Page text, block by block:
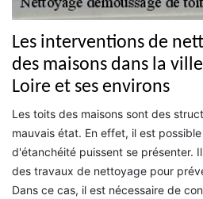
Les interventions de
des maisons dans la
Loire et ses environs
Les toits des maisons sont des
mauvais état. En effet, il est
d'étanchéité puissent se présenter.
des travaux de nettoyage pour
Dans ce cas, il est nécessaire de